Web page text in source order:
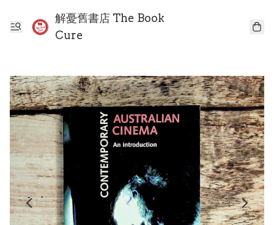
解憂舊書店 The Book
Cure